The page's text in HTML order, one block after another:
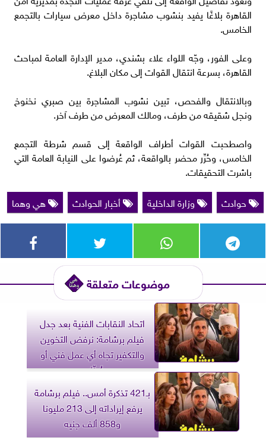
القاهرة بلاغًا يفيد بنشوب مشاجرة داخل معرض سيارات بالتجمع
الخامس.
وعلى الفور، وجّه اللواء علاء بشندي، مدير الإدارة العامة لمباحث
القاهرة، بسرعة انتقال القوات إلى مكان البلاغ.
وبالانتقال والفحص، تبين نشوب المشاجرة بين صبري نخنوخ
ونجل شقيقه من طرف، ومالك المعرض من طرف آخر.
واصطحبت القوات أطراف الواقعة إلى قسم شرطة التجمع
الخامس، وحُرِّر محضر بالواقعة، ثم عُرضوا على النيابة العامة التي
باشرت التحقيقات.
حوادث
وزارة الداخلية أخبار الحوادث هي وهما
موضوعات متعلقة
اتحاد النقابات الفنية بعد جدل
فيلم برشامة: نرفض التخوين
والتكفير تجاه أي عمل فني أو
صُنّاعه
بـ421 تذكرة أمس.. فيلم برشامة
يرفع إيراداته إلى 213 مليونا
و858 ألف جنيه